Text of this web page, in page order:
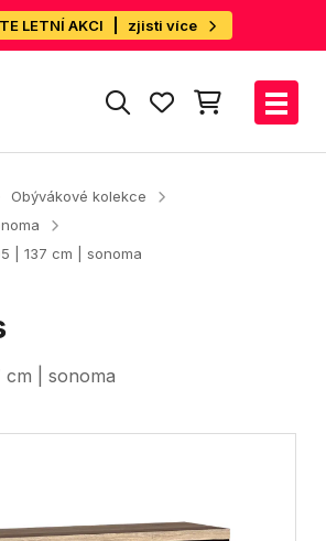
LETNÍ AKCI zjisti více
Obývákové kolekce
| 137 cm | sonoma
cm | sonoma